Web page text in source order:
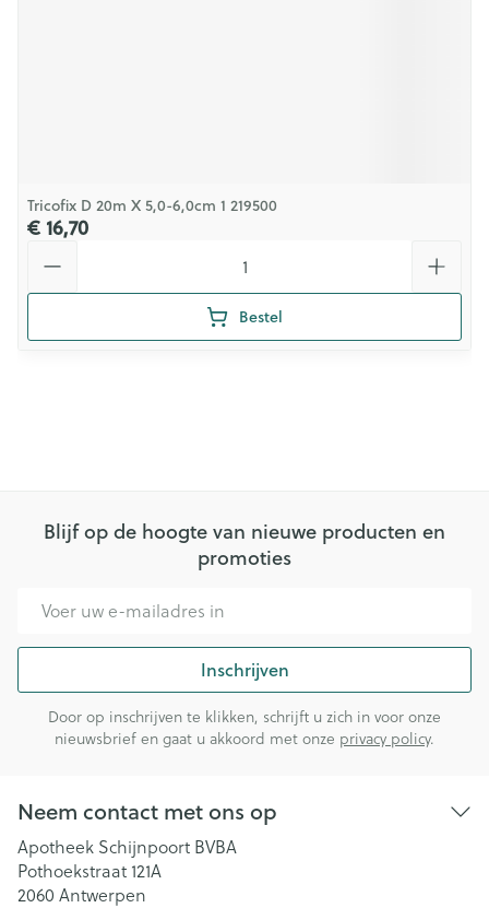
Tricofix D 20m X 5,0-6,0cm 1 219500
€ 16,70
Bestel
Blijf op de hoogte van nieuwe producten en
promoties
Inschrijven
Door op inschrijven te klikken, schrijft u zich in voor onze
nieuwsbrief en gaat u akkoord met onze privacy policy.
Neem contact met ons op
Apotheek Schijnpoort BVBA
Pothoekstraat 121A
2060 Antwerpen